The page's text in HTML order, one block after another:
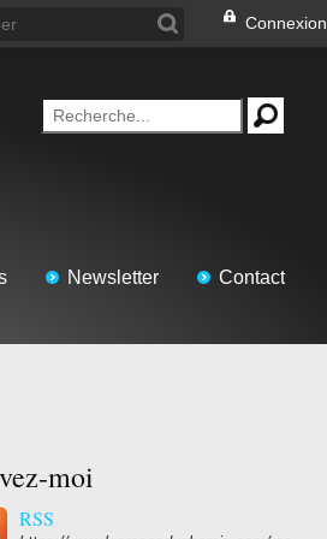
Connexion
Newsletter Contact
moi
RSS